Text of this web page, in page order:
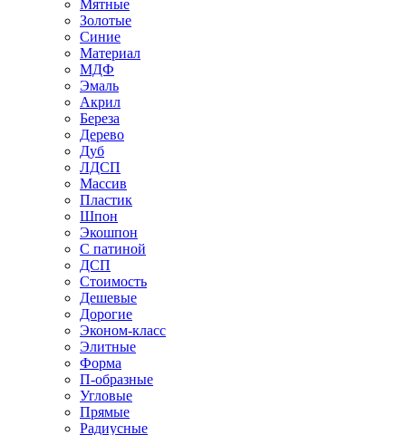
Мятные
Золотые
Синие
Материал
МДФ
Эмаль
Акрил
Береза
Дерево
Дуб
ЛДСП
Массив
Пластик
Шпон
Экошпон
С патиной
ДСП
Стоимость
Дешевые
Дорогие
Эконом-класс
Элитные
Форма
П-образные
Угловые
Прямые
Радиусные